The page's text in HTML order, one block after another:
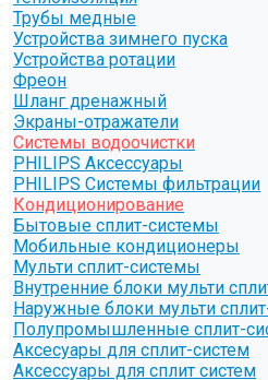
Трубы медные
Устройства зимнего пуска
Устройства ротации
Фреон
Шланг дренажный
Экраны-отражатели
Системы водоочистки
PHILIPS Аксессуары
PHILIPS Системы фильтрации
Кондиционирование
Бытовые сплит-системы
Мобильные кондиционеры
Мульти сплит-системы
Внутренние блоки мульти
Наружные блоки мульти
Полупромышленные сплит-
Аксесуары для сплит-систем
Аксессуары для сплит систем